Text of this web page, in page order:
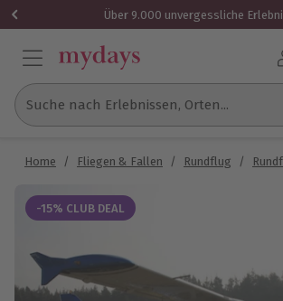
Über 9.000 unvergessliche
Suche nach Erlebnissen, Orten...
Home / Fliegen & Fallen / Rundflug /
-15% CLUB DEAL